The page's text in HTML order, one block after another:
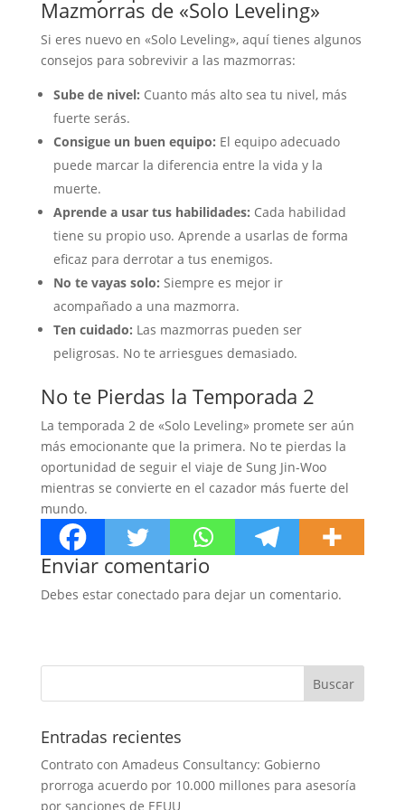
Mazmorras de «Solo Leveling»
Si eres nuevo en «Solo Leveling», aquí tienes algunos
consejos para sobrevivir a las mazmorras:
Sube de nivel: Cuanto más alto sea tu nivel, más
fuerte serás.
Consigue un buen equipo: El equipo adecuado
puede marcar la diferencia entre la vida y la
muerte.
Aprende a usar tus habilidades: Cada habilidad
tiene su propio uso. Aprende a usarlas de forma
eficaz para derrotar a tus enemigos.
No te vayas solo: Siempre es mejor ir
acompañado a una mazmorra.
Ten cuidado: Las mazmorras pueden ser
peligrosas. No te arriesgues demasiado.
No te Pierdas la Temporada 2
La temporada 2 de «Solo Leveling» promete ser aún
más emocionante que la primera. No te pierdas la
oportunidad de seguir el viaje de Sung Jin-Woo
mientras se convierte en el cazador más fuerte del
mundo.
Enviar comentario
Debes estar conectado para dejar un comentario.
Entradas recientes
Contrato con Amadeus Consultancy: Gobierno
prorroga acuerdo por 10.000 millones para asesoría
por sanciones de EEUU